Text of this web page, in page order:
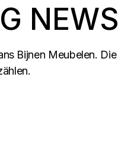
NEWS
Bijnen Meubelen.